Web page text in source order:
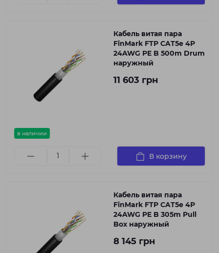
в наличии
Кабель витая пара
FinMark FTP CAT5e 4P
24AWG PE B 500m Drum
наружный
11 603 грн
В корзину
Кабель витая пара
FinMark FTP CAT5e 4P
24AWG PE B 305m Pull
Box наружный
8 145 грн